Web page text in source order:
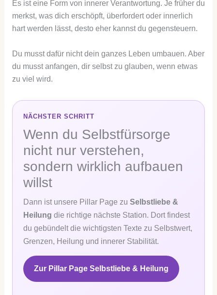
Es ist eine Form von innerer Verantwortung. Je früher du
merkst, was dich erschöpft, überfordert oder innerlich
hart werden lässt, desto eher kannst du gegensteuern.
Du musst dafür nicht dein ganzes Leben umbauen. Aber
du musst anfangen, dir selbst zu glauben, wenn etwas
zu viel wird.
NÄCHSTER SCHRITT
Wenn du Selbstfürsorge
nicht nur verstehen,
sondern wirklich aufbauen
willst
Dann ist unsere Pillar Page zu Selbstliebe &
Heilung die richtige nächste Station. Dort findest
du gebündelt die wichtigsten Texte zu Selbstwert,
Grenzen, Heilung und innerer Stabilität.
Zur Pillar Page Selbstliebe & Heilung